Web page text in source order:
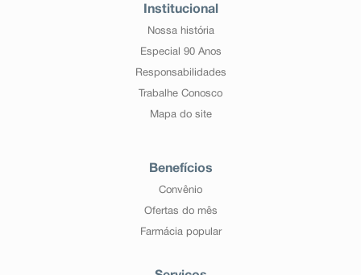
Institucional
Nossa história
Especial 90 Anos
Responsabilidades
Trabalhe Conosco
Mapa do site
Benefícios
Convênio
Ofertas do mês
Farmácia popular